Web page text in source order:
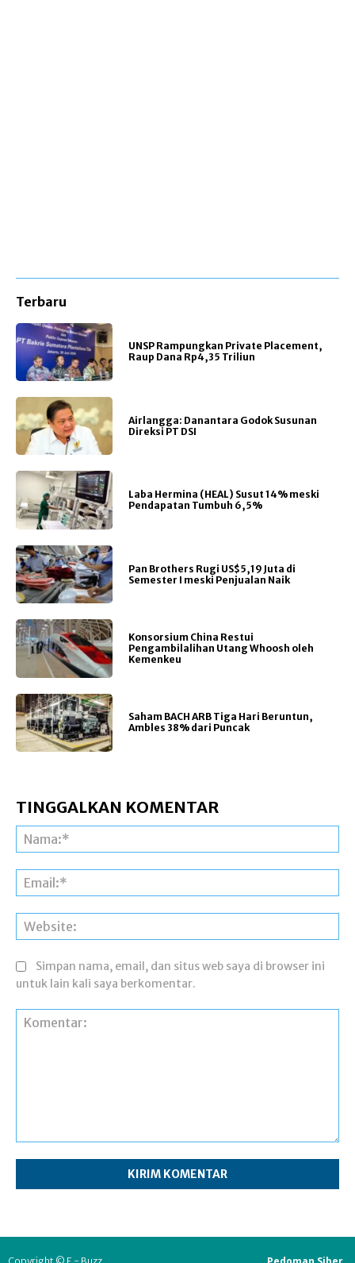
Terbaru
UNSP Rampungkan Private Placement,
Raup Dana Rp4,35 Triliun
Airlangga: Danantara Godok Susunan
Direksi PT DSI
Laba Hermina (HEAL) Susut 14% meski
Pendapatan Tumbuh 6,5%
Pan Brothers Rugi US$5,19 Juta di
Semester I meski Penjualan Naik
Konsorsium China Restui
Pengambilalihan Utang Whoosh oleh
Kemenkeu
Saham BACH ARB Tiga Hari Beruntun,
Ambles 38% dari Puncak
TINGGALKAN KOMENTAR
Simpan nama, email, dan situs web saya di browser ini
untuk lain kali saya berkomentar.